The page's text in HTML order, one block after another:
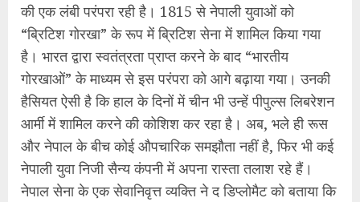
की एक लंबी परंपरा रही है। 1815 से नेपाली युवाओं को
“ब्रिटिश गोरखा” के रूप में ब्रिटिश सेना में शामिल किया गया
है। भारत द्वारा स्वतंत्रता प्राप्त करने के बाद “भारतीय
गोरखाओं” के माध्यम से इस परंपरा को आगे बढ़ाया गया। उनकी
हैसियत ऐसी है कि हाल के दिनों में चीन भी उन्हें पीपुल्स लिबरेशन
आर्मी में शामिल करने की कोशिश कर रहा है। अब, भले ही रूस
और नेपाल के बीच कोई औपचारिक समझौता नहीं है, फिर भी कई
नेपाली युवा निजी सैन्य कंपनी में अपना रास्ता तलाश रहे हैं।
नेपाल सेना के एक सेवानिवृत्त व्यक्ति ने द डिप्लोमैट को बताया कि